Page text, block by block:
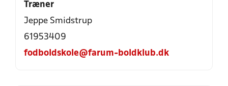
Træner
Jeppe Smidstrup
61953409
fodboldskole@farum-boldklub.dk